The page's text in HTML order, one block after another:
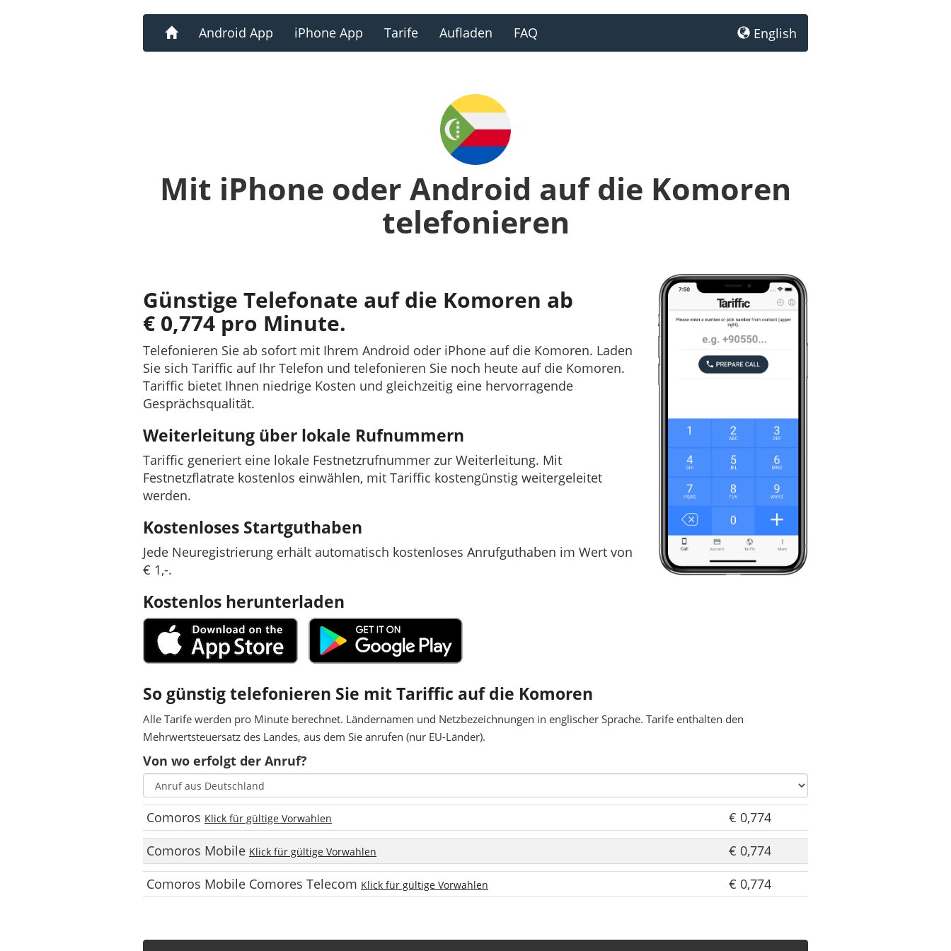
HomeAndroid App iPhone App Tarife Aufladen FAQ English
Mit iPhone oder Android auf die Komoren
telefonieren
Günstige Telefonate auf die Komoren ab
€ 0,774 pro Minute.
Telefonieren Sie ab sofort mit Ihrem Android oder iPhone auf die Komoren. Laden
Sie sich Tariffic auf Ihr Telefon und telefonieren Sie noch heute auf die Komoren.
Tariffic bietet Ihnen niedrige Kosten und gleichzeitig eine hervorragende
Gesprächsqualität.
Weiterleitung über lokale Rufnummern
Tariffic generiert eine lokale Festnetzrufnummer zur Weiterleitung. Mit
Festnetzflatrate kostenlos einwählen, mit Tariffic kostengünstig weitergeleitet
werden.
Kostenloses Startguthaben
Jede Neuregistrierung erhält automatisch kostenloses Anrufguthaben im Wert von
€ 1,-.
Kostenlos herunterladen
So günstig telefonieren Sie mit Tariffic auf die Komoren
Alle Tarife werden pro Minute berechnet. Ländernamen und Netzbezeichnungen in englischer Sprache. Tarife enthalten den
Mehrwertsteuersatz des Landes, aus dem Sie anrufen (nur EU-Länder).
Von wo erfolgt der Anruf?
Comoros Klick für gültige Vorwahlen
€ 0,774
Comoros Mobile Klick für gültige Vorwahlen
€ 0,774
Comoros Mobile Comores Telecom Klick für gültige Vorwahlen € 0,774